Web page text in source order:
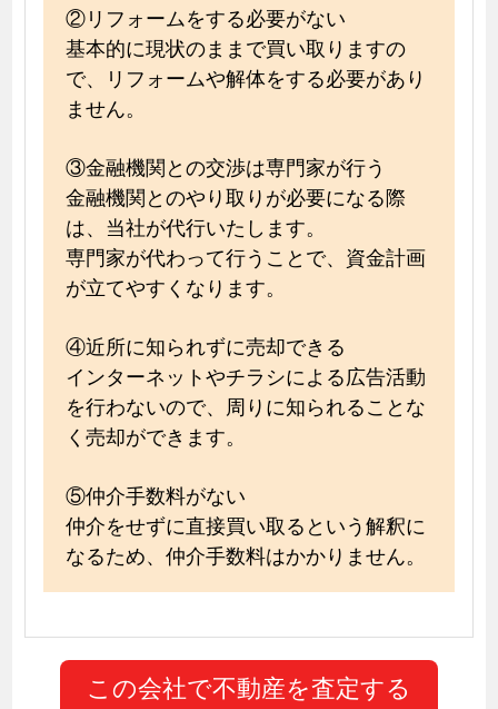
②リフォームをする必要がない
基本的に現状のままで買い取りますの
で、リフォームや解体をする必要があり
ません。
③金融機関との交渉は専門家が行う
金融機関とのやり取りが必要になる際
は、当社が代行いたします。
専門家が代わって行うことで、資金計画
が立てやすくなります。
④近所に知られずに売却できる
インターネットやチラシによる広告活動
を行わないので、周りに知られることな
く売却ができます。
⑤仲介手数料がない
仲介をせずに直接買い取るという解釈に
なるため、仲介手数料はかかりません。